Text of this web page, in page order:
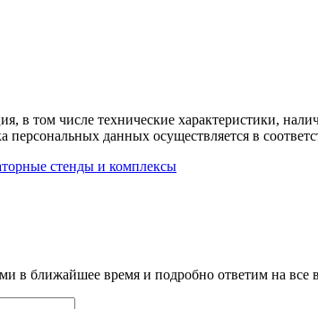
в том числе технические характеристики,
персональных данных осуществляется в
стенды и комплексы
в ближайшее время и подробно ответим на